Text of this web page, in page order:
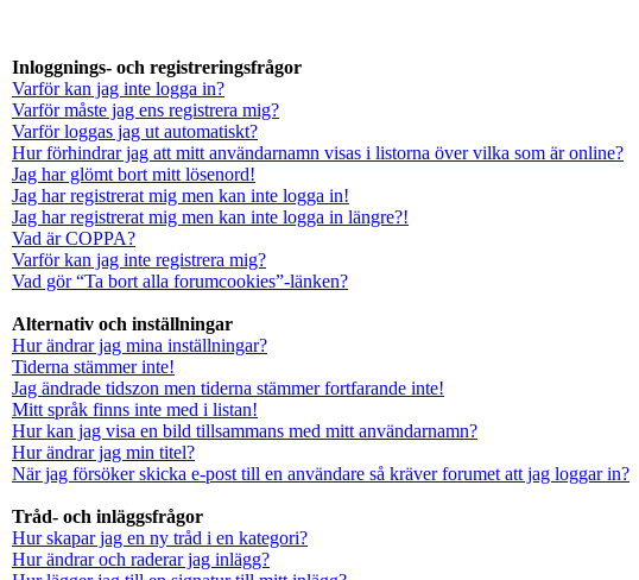
Inloggnings- och registreringsfrågor
Varför kan jag inte logga in?
Varför måste jag ens registrera mig?
Varför loggas jag ut automatiskt?
Hur förhindrar jag att mitt användarnamn visas i listorna över vilka som är online?
Jag har glömt bort mitt lösenord!
Jag har registrerat mig men kan inte logga in!
Jag har registrerat mig men kan inte logga in längre?!
Vad är COPPA?
Varför kan jag inte registrera mig?
Vad gör “Ta bort alla forumcookies”-länken?
Alternativ och inställningar
Hur ändrar jag mina inställningar?
Tiderna stämmer inte!
Jag ändrade tidszon men tiderna stämmer fortfarande inte!
Mitt språk finns inte med i listan!
Hur kan jag visa en bild tillsammans med mitt användarnamn?
Hur ändrar jag min titel?
När jag försöker skicka e-post till en användare så kräver forumet att jag loggar in?
Tråd- och inläggsfrågor
Hur skapar jag en ny tråd i en kategori?
Hur ändrar och raderar jag inlägg?